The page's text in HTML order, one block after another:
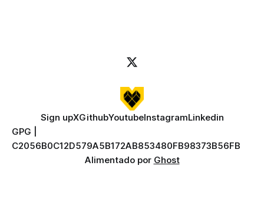
Sign upXGithubYoutubeInstagramLinkedin
GPG |
C2056B0C12D579A5B172AB853480FB98373B56FB
Alimentado por Ghost